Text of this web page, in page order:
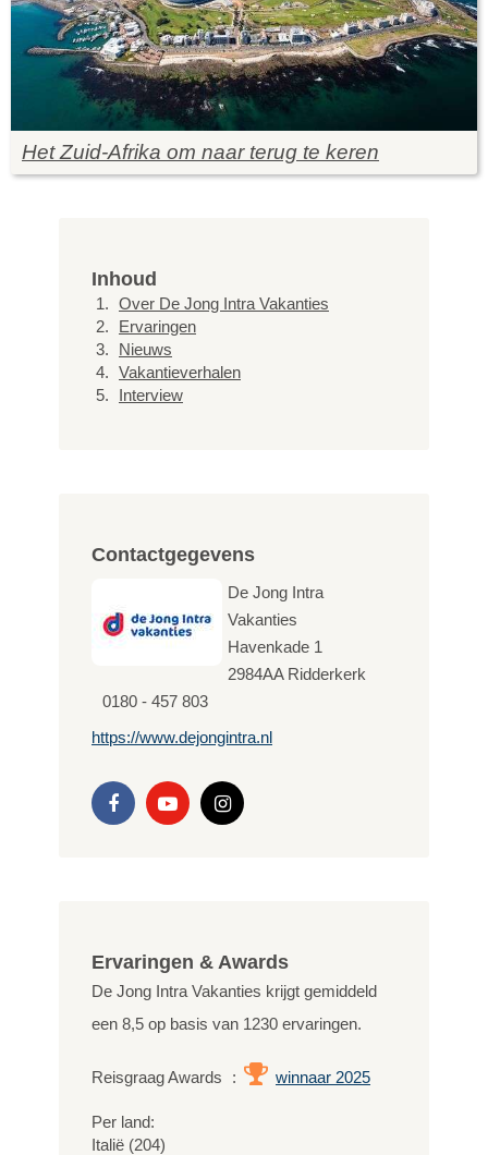
Het Zuid-Afrika om naar terug te keren
Inhoud
Over De Jong Intra Vakanties
Ervaringen
Nieuws
Vakantieverhalen
Interview
Contactgegevens
De Jong Intra
Vakanties
Havenkade 1
2984AA Ridderkerk
0180 - 457 803
https://www.dejongintra.nl
Ervaringen & Awards
De Jong Intra Vakanties krijgt gemiddeld
een 8,5 op basis van 1230 ervaringen.
Reisgraag Awards : winnaar 2025
Per land:
Italië (204)